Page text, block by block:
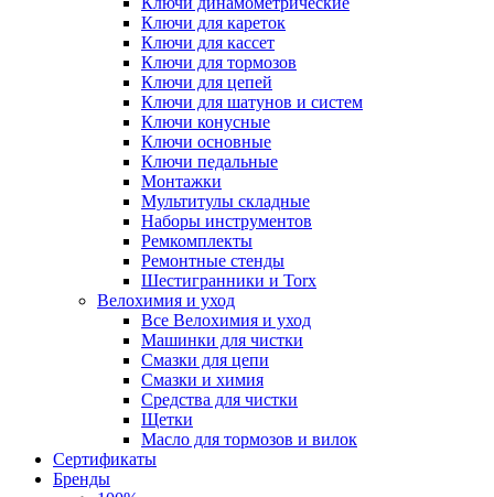
Ключи для кареток
Ключи для кассет
Ключи для тормозов
Ключи для цепей
Ключи для шатунов и систем
Ключи конусные
Ключи основные
Ключи педальные
Монтажки
Мультитулы складные
Наборы инструментов
Ремкомплекты
Ремонтные стенды
Шестигранники и Torx
Велохимия и уход
Все Велохимия и уход
Машинки для чистки
Смазки для цепи
Смазки и химия
Средства для чистки
Щетки
Масло для тормозов и вилок
Сертификаты
Бренды